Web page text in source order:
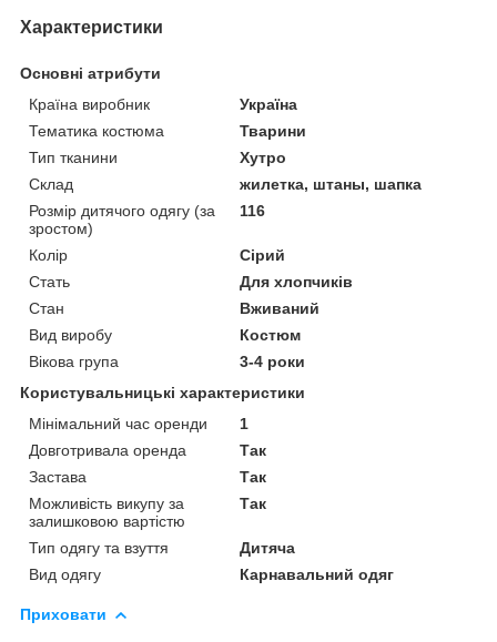
Характеристики
Основні атрибути
Країна виробник
Україна
Тематика костюма
Тварини
Тип тканини
Хутро
Склад
жилетка, штаны, шапка
Розмір дитячого одягу (за
зростом)
116
Колір
Сірий
Стать
Для хлопчиків
Стан
Вживаний
Вид виробу
Костюм
Вікова група
3-4 роки
Користувальницькі характеристики
Мінімальний час оренди
1
Довготривала оренда
Так
Застава
Так
Можливість викупу за
залишковою вартістю
Так
Тип одягу та взуття
Дитяча
Вид одягу
Карнавальний одяг
Приховати